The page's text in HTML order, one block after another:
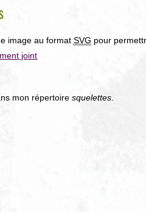
image au format SVG pour
joint
mon répertoiresquelettes